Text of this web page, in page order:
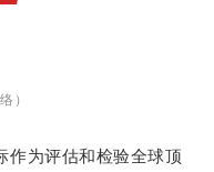
）
作为评估和检验全球顶